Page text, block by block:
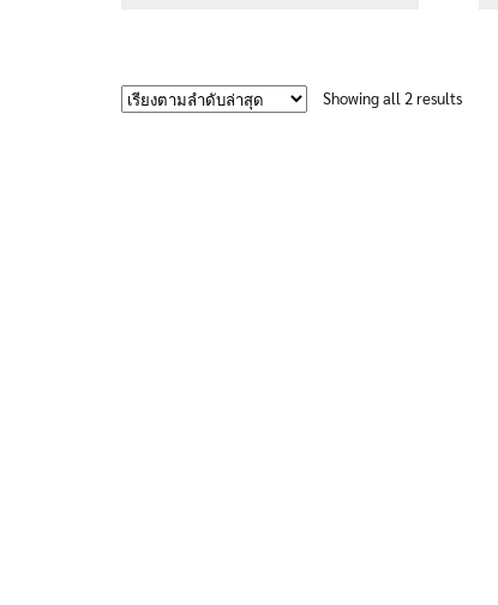
multipleShowing all 2 resultsSorted